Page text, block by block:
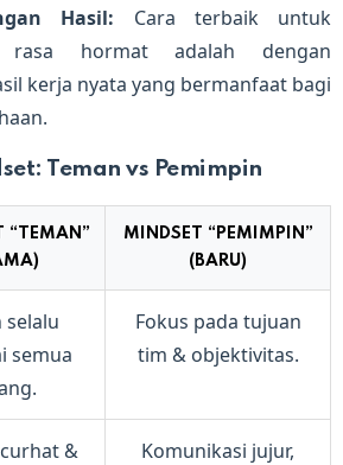
Hasil: Cara terbaik untuk
rasa hormat adalah dengan
kerja nyata yang bermanfaat bagi
Teman vs Pemimpin
“TEMAN”
MINDSET “PEMIMPIN”
(BARU)
selalu
semua
Fokus pada tujuan
tim & objektivitas.
&
Komunikasi jujur,